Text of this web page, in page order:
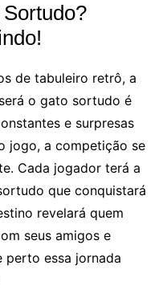
de tabuleiro retrô, a
o gato sortudo é
e surpresas
jogo, a competição se
Cada jogador terá a
que conquistará
revelará quem
seus amigos e
perto essa jornada